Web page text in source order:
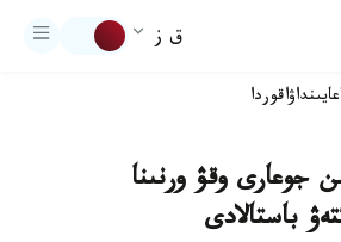
ق ز
اقوردا
جوعارى وقۋ ورنىنا
باستالادى